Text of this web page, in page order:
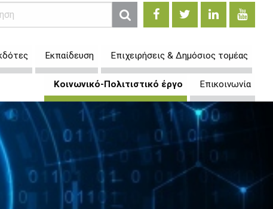
Εκπαίδευση Επιχειρήσεις & Δημόσιος τομέας
Κοινωνικό-Πολιτιστικό έργο Επικοινωνία